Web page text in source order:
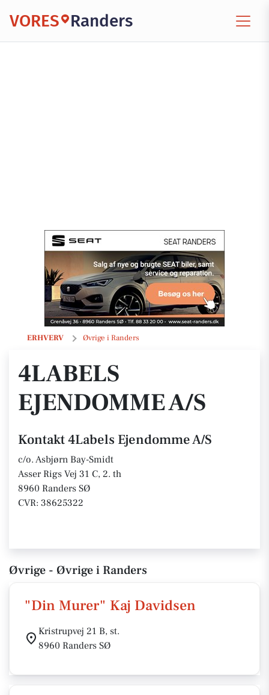
VORES Randers
ERHVERV Øvrige i Randers
4Labels Ejendomme A/S
4LABELS
EJENDOMME A/S
Kontakt 4Labels Ejendomme A/S
c/o. Asbjørn Bay-Smidt
Asser Rigs Vej 31 C, 2. th
8960 Randers SØ
CVR: 38625322
Øvrige - Øvrige i Randers
"Din Murer" Kaj Davidsen
Kristrupvej 21 B, st.
8960 Randers SØ